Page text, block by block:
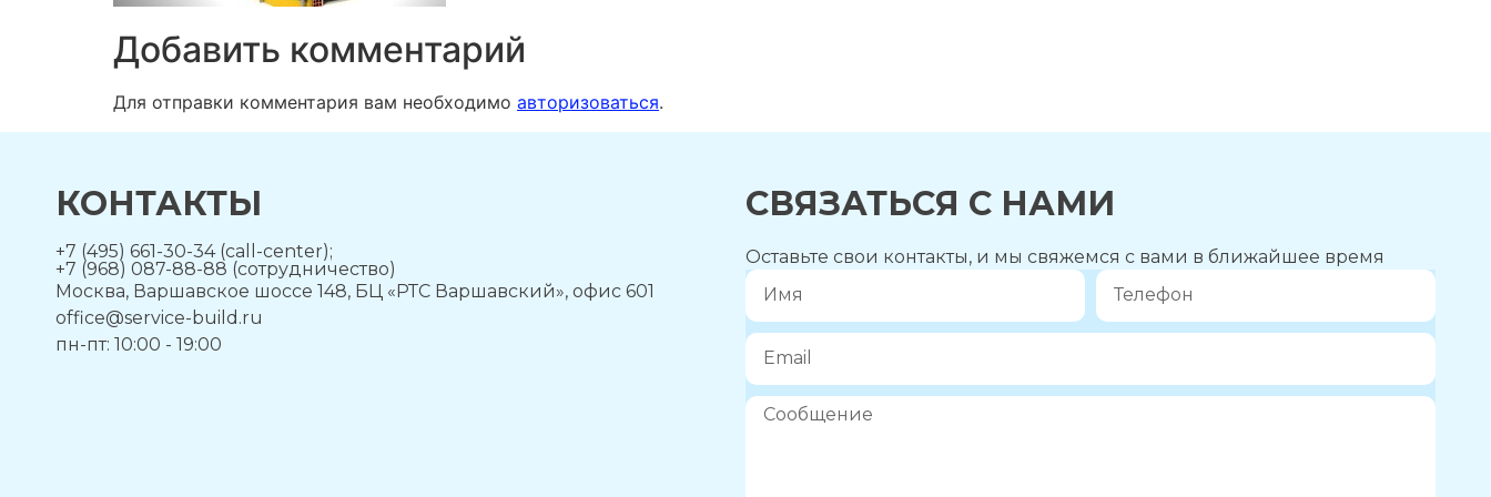
Добавить комментарий
Для отправки комментария вам необходимо авторизоваться.
КОНТАКТЫ
+7 (495) 661-30-34 (call-center);
+7 (968) 087-88-88 (сотрудничество)
Москва, Варшавское шоссе 148, БЦ «РТС Варшавский», офис 601
office@service-build.ru
пн-пт: 10:00 - 19:00
СВЯЗАТЬСЯ С НАМИ
Оставьте свои контакты, и мы свяжемся с вами в ближайшее время